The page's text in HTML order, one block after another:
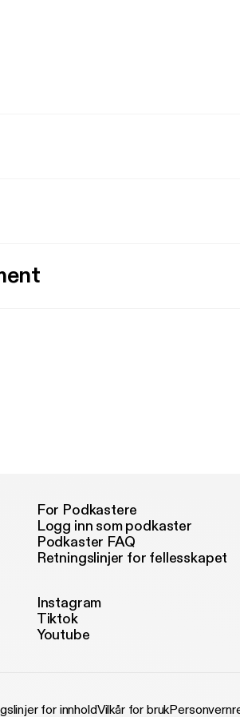
For Podkastere
Logg inn som podkaster
Podkaster FAQ
Retningslinjer for fellesskapet
Instagram
Tiktok
Youtube
for innholdVilkår for bruk